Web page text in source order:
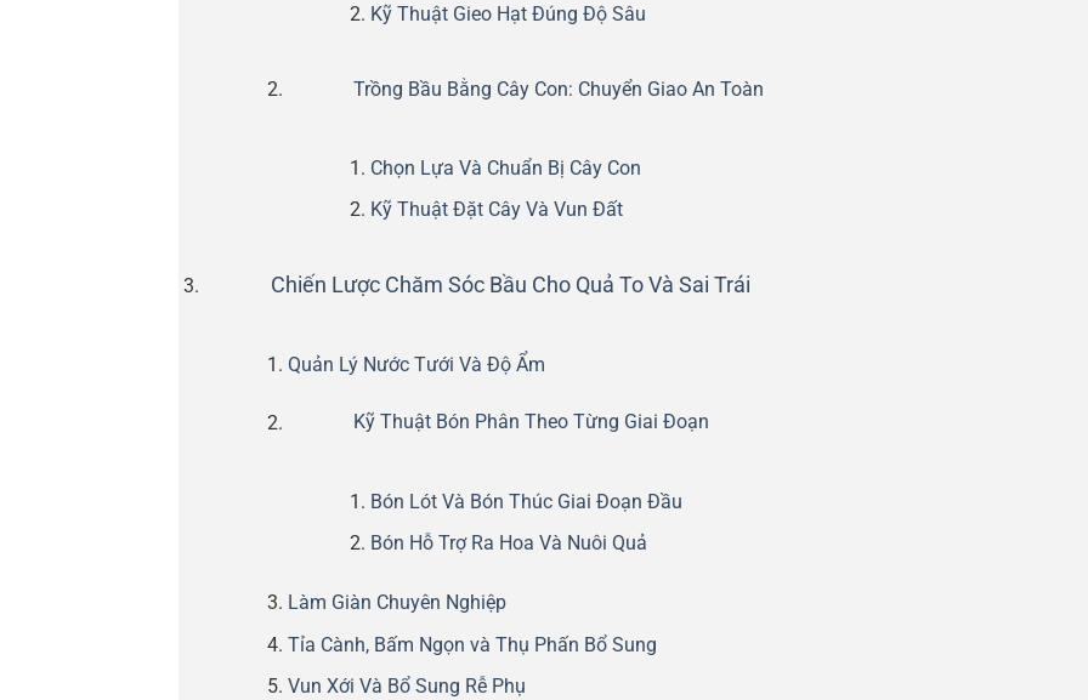
Kỹ Thuật Gieo Hạt Đúng Độ Sâu
Trồng Bầu Bằng Cây Con: Chuyển Giao An Toàn
Chọn Lựa Và Chuẩn Bị Cây Con
Kỹ Thuật Đặt Cây Và Vun Đất
Chiến Lược Chăm Sóc Bầu Cho Quả To Và Sai Trái
Quản Lý Nước Tưới Và Độ Ẩm
Kỹ Thuật Bón Phân Theo Từng Giai Đoạn
Bón Lót Và Bón Thúc Giai Đoạn Đầu
Bón Hỗ Trợ Ra Hoa Và Nuôi Quả
Làm Giàn Chuyên Nghiệp
Tỉa Cành, Bấm Ngọn và Thụ Phấn Bổ Sung
Vun Xới Và Bổ Sung Rễ Phụ